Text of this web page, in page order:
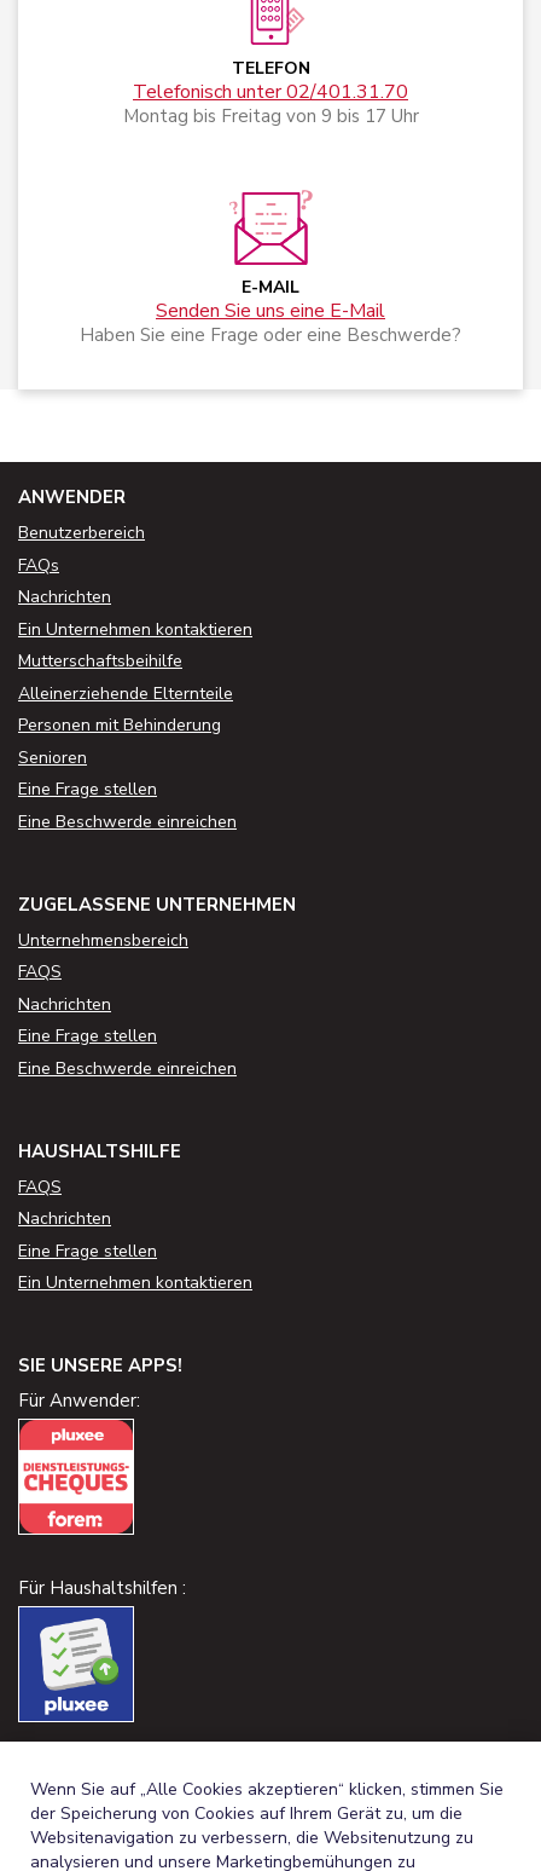
TELEFON
Telefonisch unter 02/401.31.70
Montag bis Freitag von 9 bis 17 Uhr
E-MAIL
Senden Sie uns eine E-Mail
Haben Sie eine Frage oder eine Beschwerde?
ANWENDER
Benutzerbereich
FAQs
Nachrichten
Ein Unternehmen kontaktieren
Mutterschaftsbeihilfe
Alleinerziehende Elternteile
Personen mit Behinderung
Senioren
Eine Frage stellen
Eine Beschwerde einreichen
ZUGELASSENE UNTERNEHMEN
Unternehmensbereich
FAQS
Nachrichten
Eine Frage stellen
Eine Beschwerde einreichen
HAUSHALTSHILFE
FAQS
Nachrichten
Eine Frage stellen
Ein Unternehmen kontaktieren
SIE UNSERE APPS!
Für Anwender:
Für Haushaltshilfen :
Wenn Sie auf „Alle Cookies akzeptieren“ klicken, stimmen Sie
der Speicherung von Cookies auf Ihrem Gerät zu, um die
Websitenavigation zu verbessern, die Websitenutzung zu
analysieren und unsere Marketingbemühungen zu